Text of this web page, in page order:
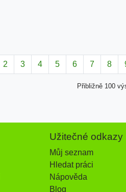
2 3 4 5 6 7 8
Přibližně 100
Užitečné odkazy
Můj seznam
Hledat práci
Nápověda
Blog